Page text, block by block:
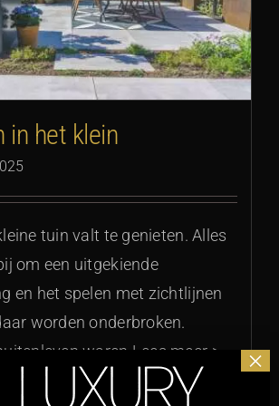
in het klein
tuin valt te genieten. Alles
om een uitgekiende
en het spelen met zichtlijnen
worden onderbroken.
waren Lees meer >